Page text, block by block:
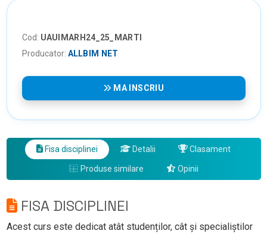
Cod: UAUIMARH24_25_MARTI
Producator: ALLBIM NET
MA INSCRIU
Fisa disciplinei Detalii Clasament
Produse similare Opinii
FISA DISCIPLINEI
Acest curs este dedicat atât studenților, cât și specialiștilor